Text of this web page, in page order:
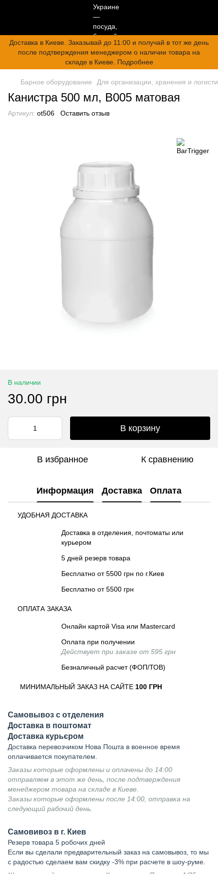
Доставка в Киеве. Заказывай до 11:00 и получай в тот же день
после подтверждения менеджером о наличии товара на
складе в Киеве. Подробнее
Барное оборудование Для организации, хранения и
Канистра 500 мл, B005 матовая
Артикул: ot506 Оставить отзыв
В наличии
30.00 грн
В корзину
В избранное К сравнению
Информация Доставка Оплата
УДОБНАЯ ДОСТАВКА
Доставка в отделения, почтоматы или
курьером
5 дней резерв товара
Бесплатно от 5500 грн по г.Киев
Бесплатно от 5500 грн
ОПЛАТА ЗАКАЗА
Онлайн картой Visa или Mastercard
Оплата при получении
Действует при заказе от 595 грн
Безналичный расчет (ФОП/ТОВ)
МИНИМАЛЬНЫЙ ЗАКАЗ НА САЙТЕ 100 ГРН
Самовывоз с отделения
Доставка в поштомат
Доставка курьєром
Доставка перевозчиком Нова Пошта в военное время
оплачивается покупателем.
Заказы которые оформлены и оплачены до 14:00
отправляем в этот же день, после подтверждения
менеджером товара на складе в Киеве.
Заказы которые оформлены после 14:00, отправка на
следующий рабочий день.
Самовивоз в г. Киев
Резерв товара 5 робочих дней
Если вы сделали предварительный заказ на самовывоз, то мы
с радостью сделаем вам скидку -3% при расчете в шоу-руме.